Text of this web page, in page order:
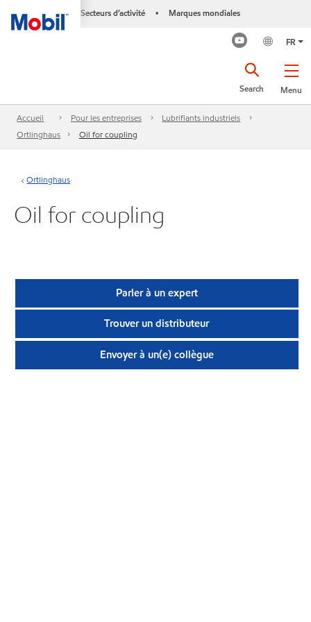
Secteurs d’activité • Marques mondiales
FR
Menu
Search
Accueil Pour les entreprises
Lubrifiants industriels
Ortlinghaus
Oil for coupling
Ortlinghaus
Oil for coupling
Parler à un expert
Trouver un distributeur
Envoyer à un(e) collègue